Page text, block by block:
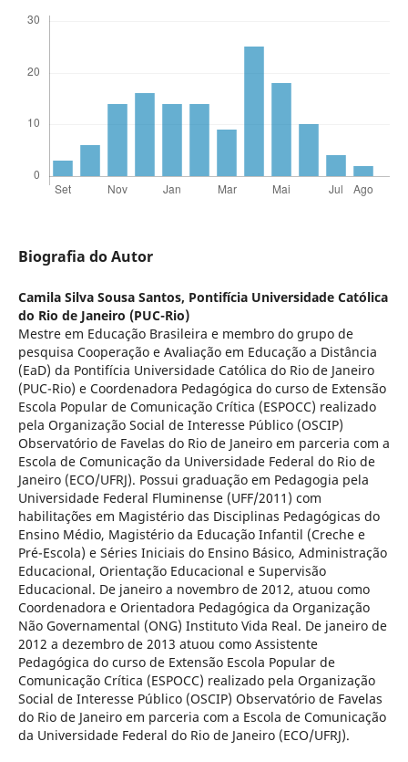
Biografia do Autor
Camila Silva Sousa Santos, Pontifí­cia Universidade Católica
do Rio de Janeiro (PUC-Rio)
Mestre em Educação Brasileira e membro do grupo de
pesquisa Cooperação e Avaliação em Educação a Distância
(EaD) da Pontifí­cia Universidade Católica do Rio de Janeiro
(PUC-Rio) e Coordenadora Pedagógica do curso de Extensão
Escola Popular de Comunicação Crí­tica (ESPOCC) realizado
pela Organização Social de Interesse Público (OSCIP)
Observatório de Favelas do Rio de Janeiro em parceria com a
Escola de Comunicação da Universidade Federal do Rio de
Janeiro (ECO/UFRJ). Possui graduação em Pedagogia pela
Universidade Federal Fluminense (UFF/2011) com
habilitações em Magistério das Disciplinas Pedagógicas do
Ensino Médio, Magistério da Educação Infantil (Creche e
Pré-Escola) e Séries Iniciais do Ensino Básico, Administração
Educacional, Orientação Educacional e Supervisão
Educacional. De janeiro a novembro de 2012, atuou como
Coordenadora e Orientadora Pedagógica da Organização
Não Governamental (ONG) Instituto Vida Real. De janeiro de
2012 a dezembro de 2013 atuou como Assistente
Pedagógica do curso de Extensão Escola Popular de
Comunicação Crí­tica (ESPOCC) realizado pela Organização
Social de Interesse Público (OSCIP) Observatório de Favelas
do Rio de Janeiro em parceria com a Escola de Comunicação
da Universidade Federal do Rio de Janeiro (ECO/UFRJ).